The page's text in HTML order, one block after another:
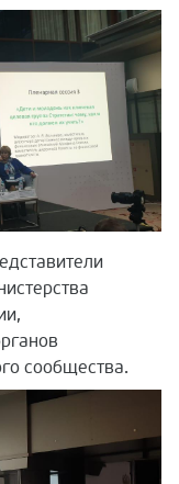
сообщества.